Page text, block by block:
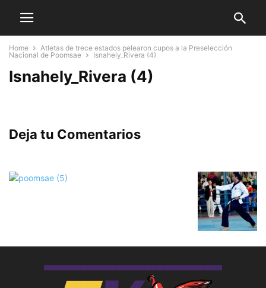
Home
Atletas de trece estados pelearon cupos a la Preselección
Nacional de Poomsae
Isnahely_Rivera (4)
Isnahely_Rivera (4)
Deja tu Comentarios